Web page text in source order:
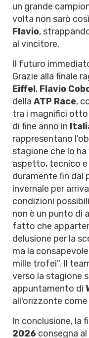
un grande
volta non sarò
Flavio,
al vincitore.
Il futuro
Grazie alla finale
Eiffel, Flavio
della ATP Race,
tra i magnifici
di fine anno in
rappresentano
stagione che lo
aspetto, tecnico
duramente fin dal
invernale per
condizioni
non è un punto di
fatto che
delusione per la
ma la
mille trofei". Il
verso la stagione
appuntamento di
all'orizzonte
In conclusione, la
2026 consegna